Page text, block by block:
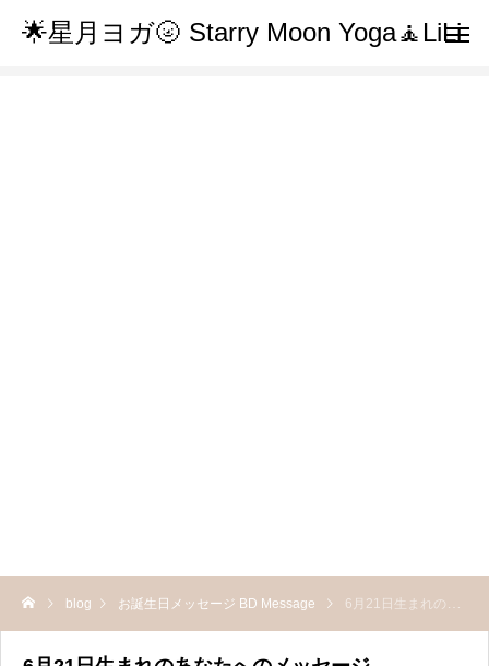
🌟星月ヨガ🌝 Starry Moon Yoga🧘LiLi
blog お誕生日メッセージ BD Message 6月21日生まれのあなたへのメッセージ